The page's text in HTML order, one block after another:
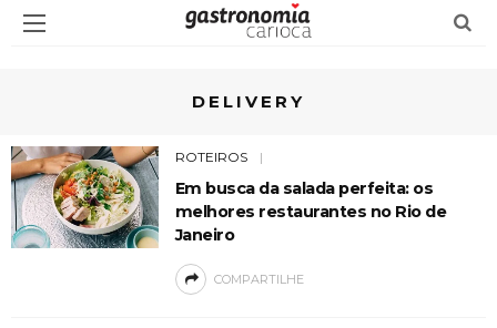
DELIVERY
ROTEIROS
Em busca da salada perfeita: os
melhores restaurantes no Rio de
Janeiro
COMPARTILHE